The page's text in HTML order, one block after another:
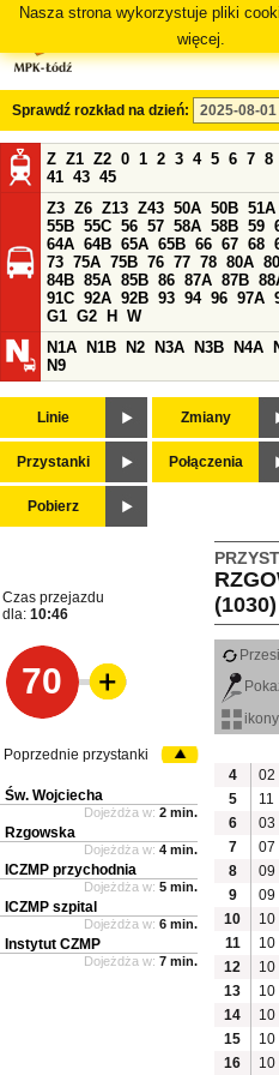
Nasza strona wykorzystuje pliki
więcej.
Sprawdź rozkład na dzień:
Z Z1 Z2 0 1 2 3 4 5 6 7 8
41 43 45
Z3 Z6 Z13 Z43 50A 50B 51A
55B 55C 56 57 58A 58B 59
64A 64B 65A 65B 66 67 68
73 75A 75B 76 77 78 80A
84B 85A 85B 86 87A 87B
91C 92A 92B 93 94 96 97A
G1 G2 H
W
N1A
N1B N2 N3A N3B N4A
N9
Linie Zmiany
Przystanki Połączenia
Pobierz
(1030)
Czas przejazdu
dla: 10:46
70
ikony
4
02
5
11
6
03
7
07
8
09
9
09
10
10
11
10
12
10
13
10
14
10
15
10
16
10
Poprzednie przystanki
Św. Wojciecha
Dojeżdża w: 2 min.
Rzgowska
Dojeżdża w: 4 min.
ICZMP przychodnia
Dojeżdża w: 5 min.
ICZMP szpital
Dojeżdża w: 6 min.
Instytut CZMP
Dojeżdża w: 7 min.